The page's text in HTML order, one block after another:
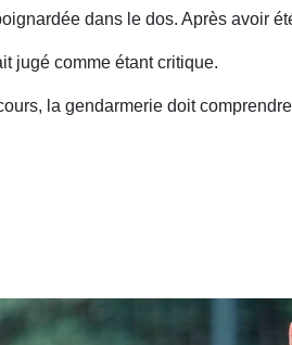
dans le dos. Après avoir
jugé comme étant critique.
la gendarmerie doit